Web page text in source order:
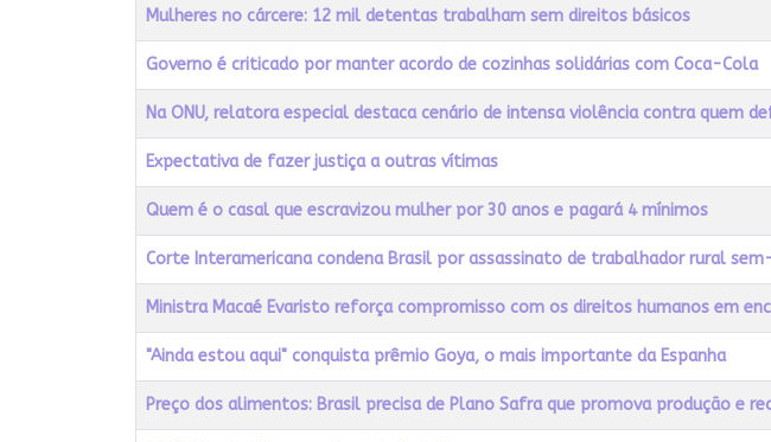
Título Acessos
Mulheres no cárcere: 12 mil detentas trabalham sem direitos básicos
Governo é criticado por manter acordo de cozinhas solidárias com Coca-Cola
Na ONU, relatora especial destaca cenário de intensa violência contra quem
Expectativa de fazer justiça a outras vítimas
Quem é o casal que escravizou mulher por 30 anos e pagará 4 mínimos
Corte Interamericana condena Brasil por assassinato de trabalhador rural
Ministra Macaé Evaristo reforça compromisso com os direitos humanos em
"Ainda estou aqui" conquista prêmio Goya, o mais importante da Espanha
Preço dos alimentos: Brasil precisa de Plano Safra que promova produção e